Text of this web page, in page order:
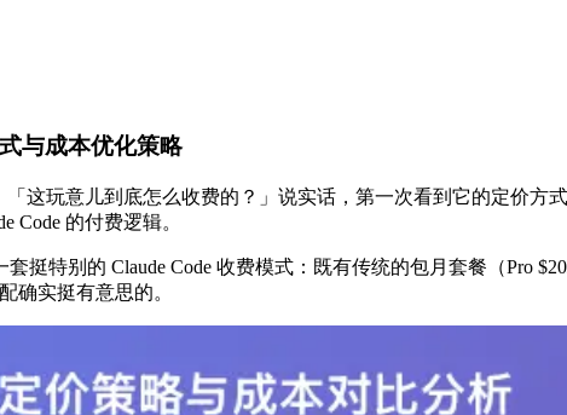
与成本优化策略
这玩意儿到底怎么收费的？」说实话，第一次看到它的定价方
Code 的付费逻辑。
挺特别的 Claude Code 收费模式：既有传统的包月套餐（Pro
确实挺有意思的。